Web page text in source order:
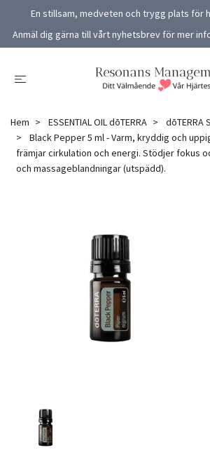
En stillsam, medveten och trygg plats för
Anmäl dig gärna till vårt nyhetsbrev för mer
Hem ESSENTIAL OIL dōTERRA
dōTERRA
Black Pepper 5 ml - Varm, kryddig och
främjar cirkulation och energi. Stödjer fokus
och massageblandningar (utspädd).